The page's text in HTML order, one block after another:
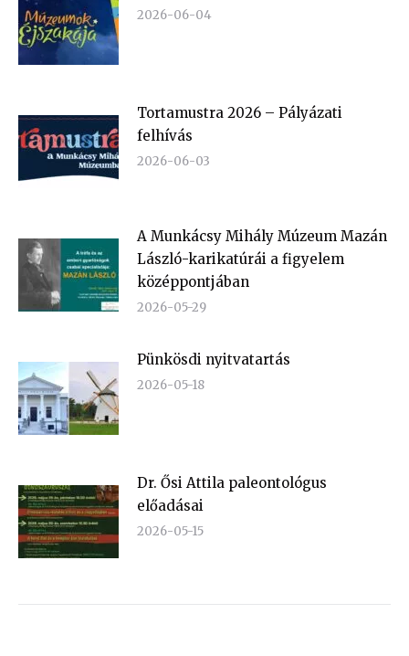
2026-06-04
Tortamustra 2026 – Pályázati
felhívás
2026-06-03
A Munkácsy Mihály Múzeum Mazán
László-karikatúrái a figyelem
középpontjában
2026-05-29
Pünkösdi nyitvatartás
2026-05-18
Dr. Ősi Attila paleontológus
előadásai
2026-05-15